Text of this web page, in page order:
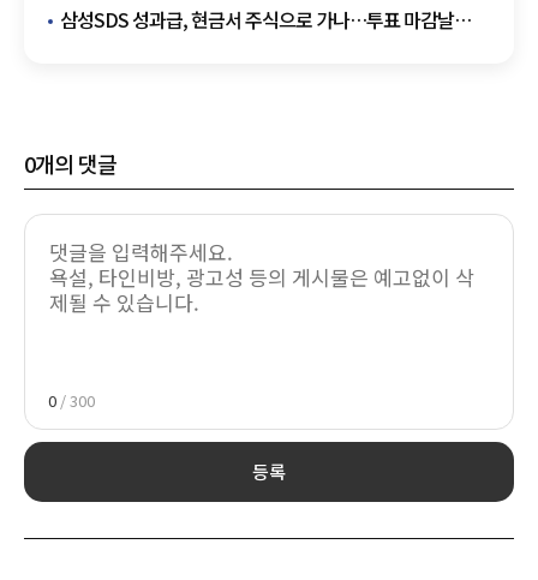
삼성SDS 성과급, 현금서 주식으로 가나…투표 마감날
0개의 댓글
0 / 300
등록